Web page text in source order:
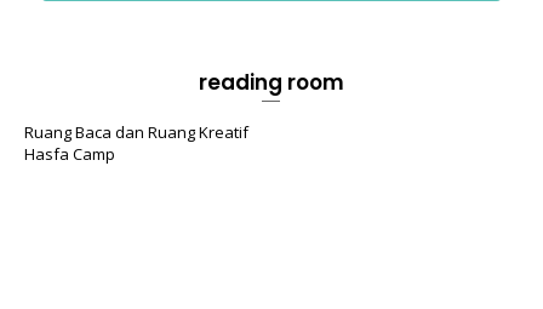
reading room
Ruang Baca dan Ruang Kreatif
Hasfa Camp